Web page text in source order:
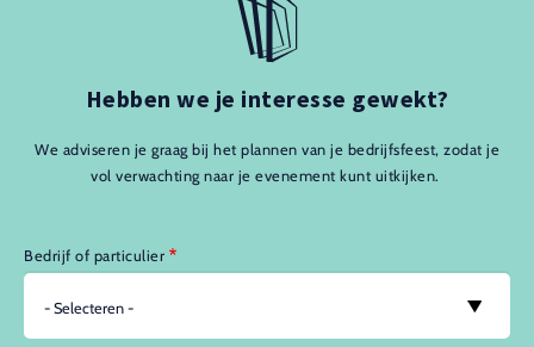
Hebben we je interesse gewekt?
We adviseren je graag bij het plannen van je bedrijfsfeest, zodat je
vol verwachting naar je evenement kunt uitkijken.
Bedrijf of particulier